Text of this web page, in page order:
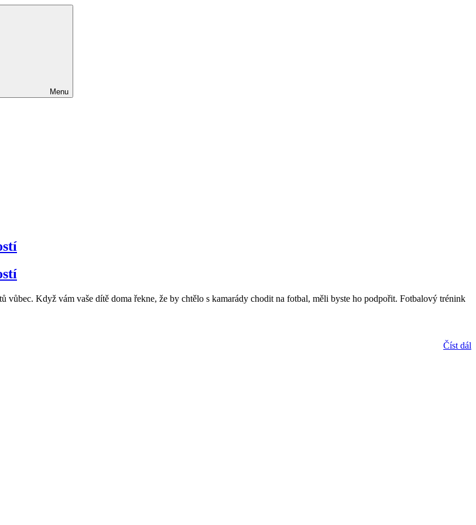
Menu
vůbec. Když vám vaše dítě doma řekne, že by chtělo s kamarády chodit na fotbal, měli byste ho podpořit. Fotbalový trénink
Číst dál